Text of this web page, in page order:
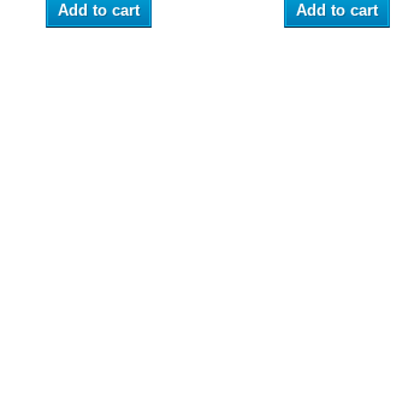
Add to cart Add to cart